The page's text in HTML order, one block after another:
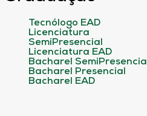
Tecnólogo EAD
Licenciatura
SemiPresencial
Licenciatura EAD
Bacharel SemiPresencial
Bacharel Presencial
Bacharel EAD